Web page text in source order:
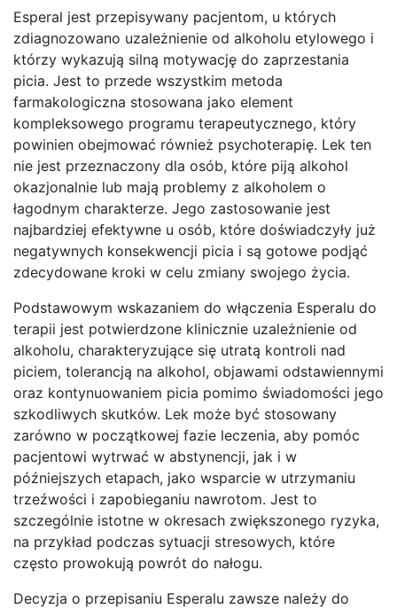
Esperal jest przepisywany pacjentom, u których
zdiagnozowano uzależnienie od alkoholu etylowego i
którzy wykazują silną motywację do zaprzestania
picia. Jest to przede wszystkim metoda
farmakologiczna stosowana jako element
kompleksowego programu terapeutycznego, który
powinien obejmować również psychoterapię. Lek ten
nie jest przeznaczony dla osób, które piją alkohol
okazjonalnie lub mają problemy z alkoholem o
łagodnym charakterze. Jego zastosowanie jest
najbardziej efektywne u osób, które doświadczyły już
negatywnych konsekwencji picia i są gotowe podjąć
zdecydowane kroki w celu zmiany swojego życia.
Podstawowym wskazaniem do włączenia Esperalu do
terapii jest potwierdzone klinicznie uzależnienie od
alkoholu, charakteryzujące się utratą kontroli nad
piciem, tolerancją na alkohol, objawami odstawiennymi
oraz kontynuowaniem picia pomimo świadomości jego
szkodliwych skutków. Lek może być stosowany
zarówno w początkowej fazie leczenia, aby pomóc
pacjentowi wytrwać w abstynencji, jak i w
późniejszych etapach, jako wsparcie w utrzymaniu
trzeźwości i zapobieganiu nawrotom. Jest to
szczególnie istotne w okresach zwiększonego ryzyka,
na przykład podczas sytuacji stresowych, które
często prowokują powrót do nałogu.
Decyzja o przepisaniu Esperalu zawsze należy do